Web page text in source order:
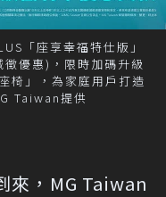
「座享幸福特仕版」
優惠)，限時加碼升級
椅」，為家庭用戶打造
Taiwan提供
來，MG Taiwan